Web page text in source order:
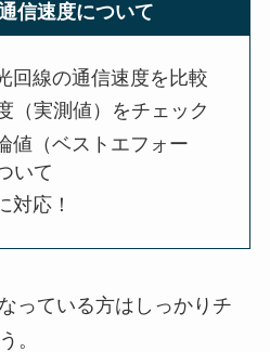
信速度について
回線の通信速度を比較
（実測値）をチェック
値（ベストエフォー
いて
対応！
っている方はしっかりチ
。